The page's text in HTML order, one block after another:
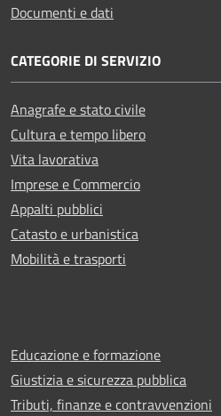
Documenti e dati
CATEGORIE DI SERVIZIO
Anagrafe e stato civile
Cultura e tempo libero
Vita lavorativa
Imprese e Commercio
Appalti pubblici
Catasto e urbanistica
Mobilità e trasporti
Educazione e formazione
Giustizia e sicurezza pubblica
Tributi, finanze e contravvenzioni